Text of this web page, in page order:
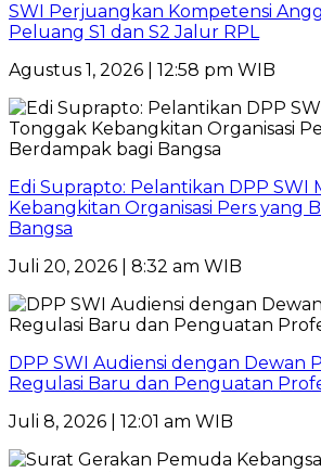
SWI Perjuangkan Kompetensi
Peluang S1 dan S2 Jalur RPL
Agustus 1, 2026 | 12:58 pm WIB
Edi Suprapto: Pelantikan DPP SWI
Kebangkitan Organisasi Pers yang
Bangsa
Juli 20, 2026 | 8:32 am WIB
DPP SWI Audiensi dengan Dewan
Regulasi Baru dan Penguatan
Juli 8, 2026 | 12:01 am WIB